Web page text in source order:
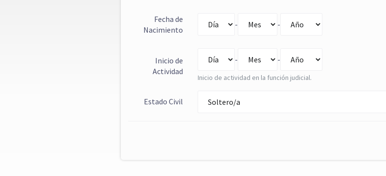
Fecha de
Nacimiento
Month
Year
- -
Inicio de
Actividad
- -
Inicio de actividad en la función judicial.
Estado Civil